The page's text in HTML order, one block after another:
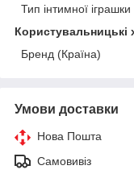
Тип інтимної іграшки
Користувальницькі
Бренд (Країна)
Умови доставки
Нова Пошта
Самовивіз